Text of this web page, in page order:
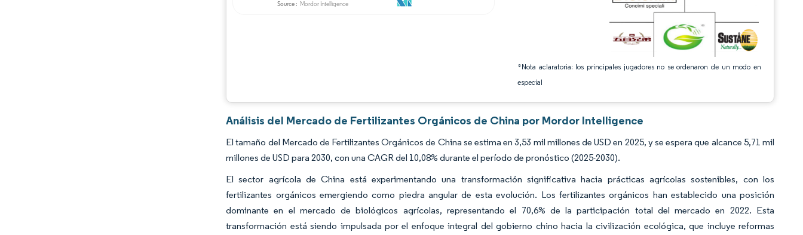
*Nota aclaratoria: los principales jugadores no se ordenaron de un modo en
especial
Análisis del Mercado de Fertilizantes Orgánicos de China por Mordor Intelligence
El tamaño del Mercado de Fertilizantes Orgánicos de China se estima en 3,53 mil millones de USD en 2025, y se espera que alcance 5,71 mil
millones de USD para 2030, con una CAGR del 10,08% durante el período de pronóstico (2025-2030).
El sector agrícola de China está experimentando una transformación significativa hacia prácticas agrícolas sostenibles, con los
fertilizantes orgánicos emergiendo como piedra angular de esta evolución. Los fertilizantes orgánicos han establecido una posición
dominante en el mercado de biológicos agrícolas, representando el 70,6% de la participación total del mercado en 2022. Esta
transformación está siendo impulsada por el enfoque integral del gobierno chino hacia la civilización ecológica, que incluye reformas